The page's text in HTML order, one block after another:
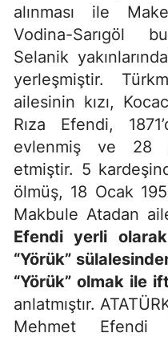
alınması ile
Vodina-Sarıgöl
Selanik
yerleşmiştir.
ailesinin kızı,
Rıza Efendi,
evlenmiş ve 28
etmiştir. 5
ölmüş, 18 Ocak
Makbule Atadan
Efendi yerli
“Yörük”
“Yörük” olmak ile
anlatmıştır.
Mehmet Efendi